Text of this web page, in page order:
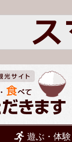
遊ぶ・体験